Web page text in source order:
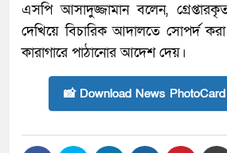
এসপি আসাদুজ্জামান বলেন,
দেখিয়ে বিচারিক আদালতে সোপর্দ
কারাগারে পাঠানোর আদেশ দেয়।
📸 Download News